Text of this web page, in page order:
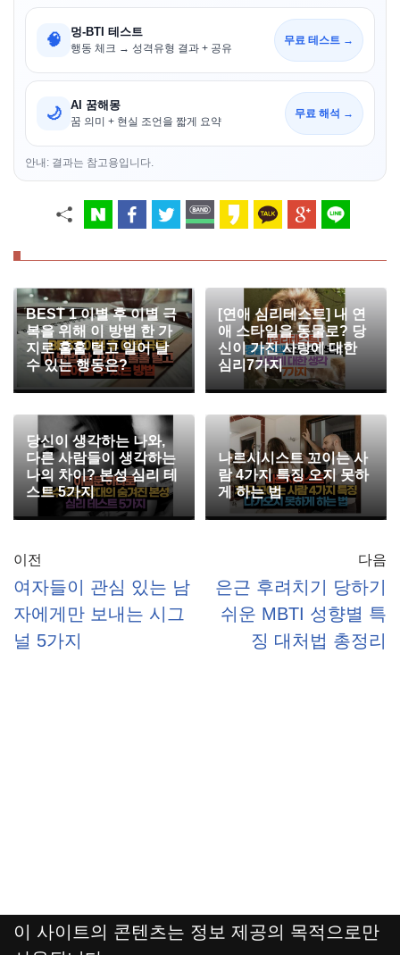
🧠 멍-BTI 테스트
행동 체크 → 성격유형 결과 + 공유
무료 테스트 →
🌙 AI 꿈해몽
꿈 의미 + 현실 조언을 짧게 요약
무료 해석 →
안내: 결과는 참고용입니다.
BEST 1 이별 후 이별 극
복을 위해 이 방법 한 가
지로 훌훌 털고 일어 날
수 있는 행동은?
[연애 심리테스트] 내 연
애 스타일을 동물로? 당
신이 가진 사랑에 대한
심리7가지
당신이 생각하는 나와,
다른 사람들이 생각하는
나의 차이? 본성 심리 테
스트 5가지
나르시시스트 꼬이는 사
람 4가지 특징 오지 못하
게 하는 법
이전
여자들이 관심 있는 남
자에게만 보내는 시그
널 5가지
다음
은근 후려치기 당하기
쉬운 MBTI 성향별 특
징 대처법 총정리
이 사이트의 콘텐츠는 정보 제공의 목적으로만